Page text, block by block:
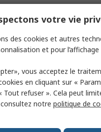
Size
Frequency
Voltage
Temperature
votre vie
des cookies et autres
et pour
vous acceptez le
en cliquant sur «
Tout refuser ». Cela peut
notre politique de